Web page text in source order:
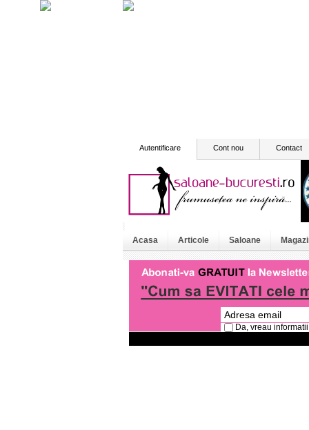
Autentificare Cont nou Contact
Acasa Articole Saloane
Da, vreau